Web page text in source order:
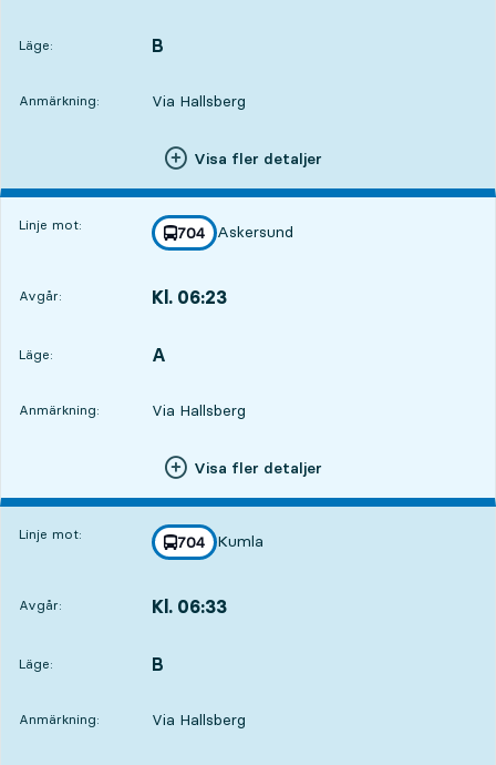
Läge:
LÄGE, B
,
Anmärkning: Via Hallsberg
Visa fler detaljer
Linje mot: linje
704
mot
Askersund
,
Avgår: Kl. 06:23
Läge:
LÄGE, A
,
Anmärkning: Via Hallsberg
Visa fler detaljer
Linje mot: linje
704
mot
Kumla
,
Avgår: Kl. 06:33
Läge:
LÄGE, B
,
Anmärkning: Via Hallsberg